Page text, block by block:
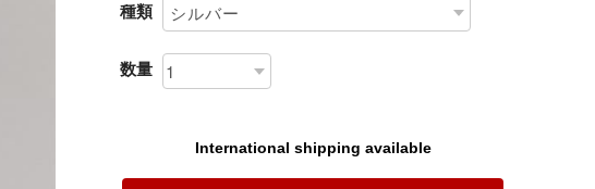
種類
数量
International shipping available